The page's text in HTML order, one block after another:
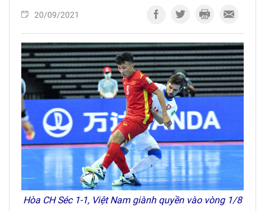
20/09/2021
Hòa CH Séc 1-1, Việt Nam giành quyền vào vòng 1/8